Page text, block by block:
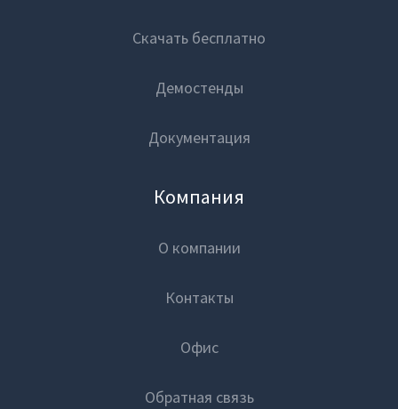
Скачать бесплатно
Демостенды
Документация
Компания
О компании
Контакты
Офис
Обратная связь